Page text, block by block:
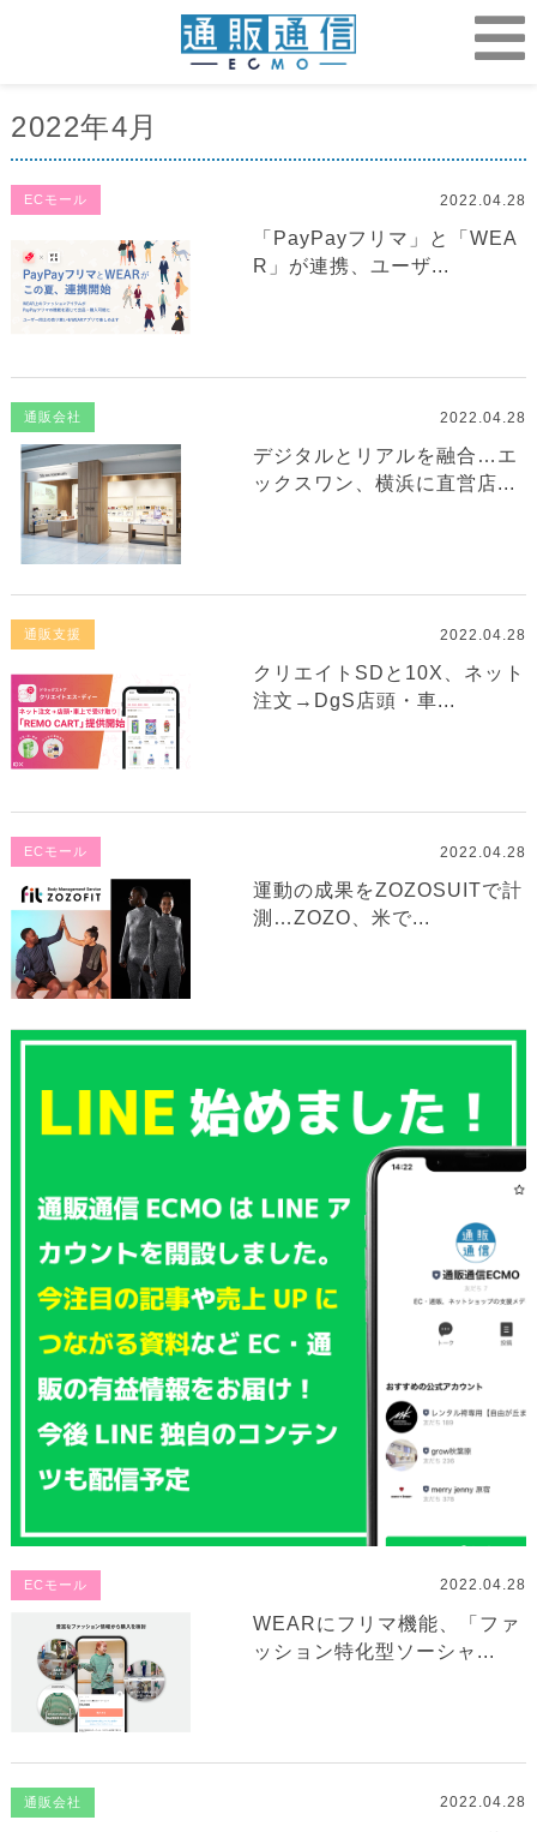
2022年4月
ECモール 2022.04.28
「PayPayフリマ」と「WEA
R」が連携、ユーザ...
通販会社 2022.04.28
デジタルとリアルを融合…エ
ックスワン、横浜に直営店...
通販支援 2022.04.28
クリエイトSDと10X、ネット
注文→DgS店頭・車...
ECモール 2022.04.28
運動の成果をZOZOSUITで計
測…ZOZO、米で...
ECモール 2022.04.28
WEARにフリマ機能、「ファ
ッション特化型ソーシャ...
通販会社 2022.04.28